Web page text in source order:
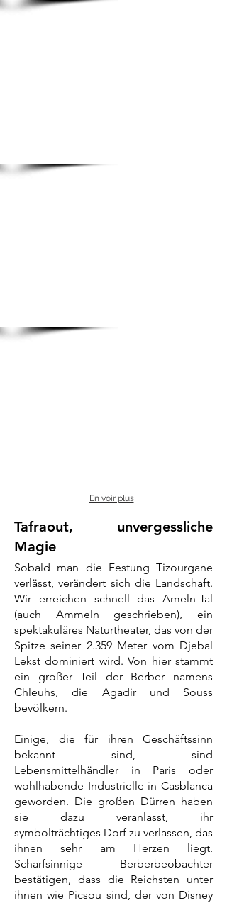
En voir plus
Tafraout, unvergessliche
Magie
Sobald man die Festung Tizourgane
verlässt, verändert sich die Landschaft.
Wir erreichen schnell das Ameln-Tal
(auch Ammeln geschrieben), ein
spektakuläres Naturtheater, das von der
Spitze seiner 2.359 Meter vom Djebal
Lekst dominiert wird. Von hier stammt
ein großer Teil der Berber namens
Chleuhs, die Agadir und Souss
bevölkern.
Einige, die für ihren Geschäftssinn
bekannt sind, sind
Lebensmittelhändler in Paris oder
wohlhabende Industrielle in Casblanca
geworden. Die großen Dürren haben
sie dazu veranlasst, ihr
symbolträchtiges Dorf zu verlassen, das
ihnen sehr am Herzen liegt.
Scharfsinnige Berberbeobachter
bestätigen, dass die Reichsten unter
ihnen wie Picsou sind, der von Disney